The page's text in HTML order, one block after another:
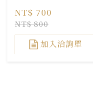
NT$ 700
NT$ 800
加入洽詢單